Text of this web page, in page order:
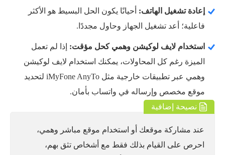
إعادة تشغيل الهاتف: أحيانًا يكون الحل البسيط هو الأكثر
فاعلية؛ أعد تشغيل الجهاز وحاول مجددًا.
استخدام لايف لوكيشن وهمي كحل مؤقت: إذا لم تعمل
الميزة رغم كل المحاولات، يمكنك استخدام لايف لوكيشن
وهمي عبر تطبيقات خارجية مثل iMyFone AnyTo لتحديد
موقع مخصص وإرساله في واتساب بأمان.
نصيحة إضافية
عند مشاركة موقعك أو استخدام موقع مباشر وهمي،
احرص على القيام بذلك فقط مع أشخاص تثق بهم،